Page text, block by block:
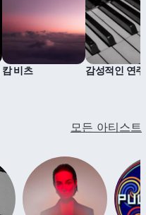
캄 비츠 감성적인 연
모든 아티스트